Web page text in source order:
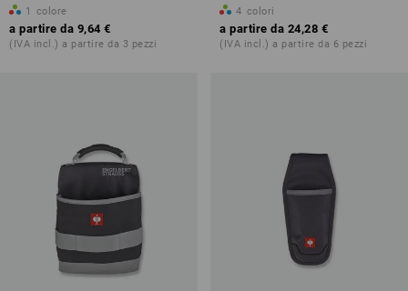
1 colore
a partire da 9,64 €
(IVA incl.) a partire da 3 pezzi
4 colori
a partire da 24,28 €
(IVA incl.) a partire da 6 pezzi